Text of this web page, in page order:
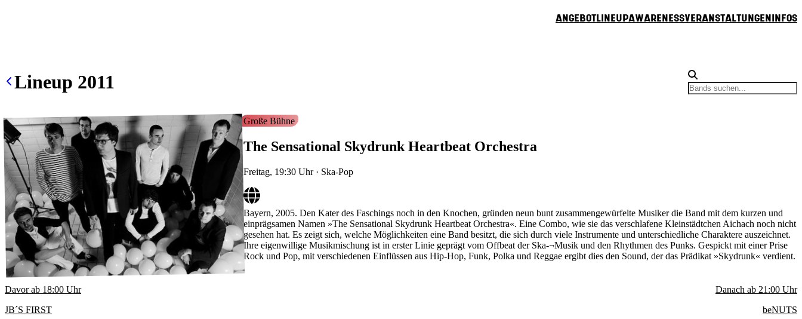
Angebot LineupAwarenessVeranstaltungen Infos
Lineup 2011
Große Bühne
The Sensational Skydrunk Heartbeat Orchestra
Freitag, 19:30 Uhr· Ska-Pop
Bayern, 2005. Den Kater des Faschings noch in den Knochen, gründen neun bunt zusammengewürfelte Musiker die Band mit dem kurzen und
einprägsamen Namen »The Sensational Skydrunk Heartbeat Orchestra«. Eine Combo, wie sie das verschlafene Kleinstädtchen Aichach noch nicht
gesehen hat. Es zeigt sich, welche Möglichkeiten eine Band besitzt, die sich durch viele Instrumente und unterschiedliche Charaktere auszeichnet.
Ihre eigenwillige Musikmischung ist in erster Linie geprägt vom Offbeat der Ska-¬Musik und den Rhythmen des Punks. Gespickt mit einer Prise
Rock und Pop, mit verschiedenen Einflüssen aus Hip-Hop, Funk, Polka und Reggae ergibt dies den Sound, der das Prädikat »Skydrunk« verdient.
Davor ab 18:00 Uhr
JB´S FIRST
Danach ab 21:00 Uhr
beNUTS